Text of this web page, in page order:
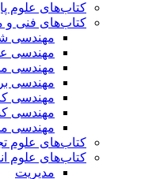
کتاب‌های علوم
کتاب‌های فنی و
مهندسی
مهندسی
مهندسی
مهندسی
مهندسی
مهندسی
مهندسی
کتاب‌های علوم
کتاب‌های علوم
مدیریت